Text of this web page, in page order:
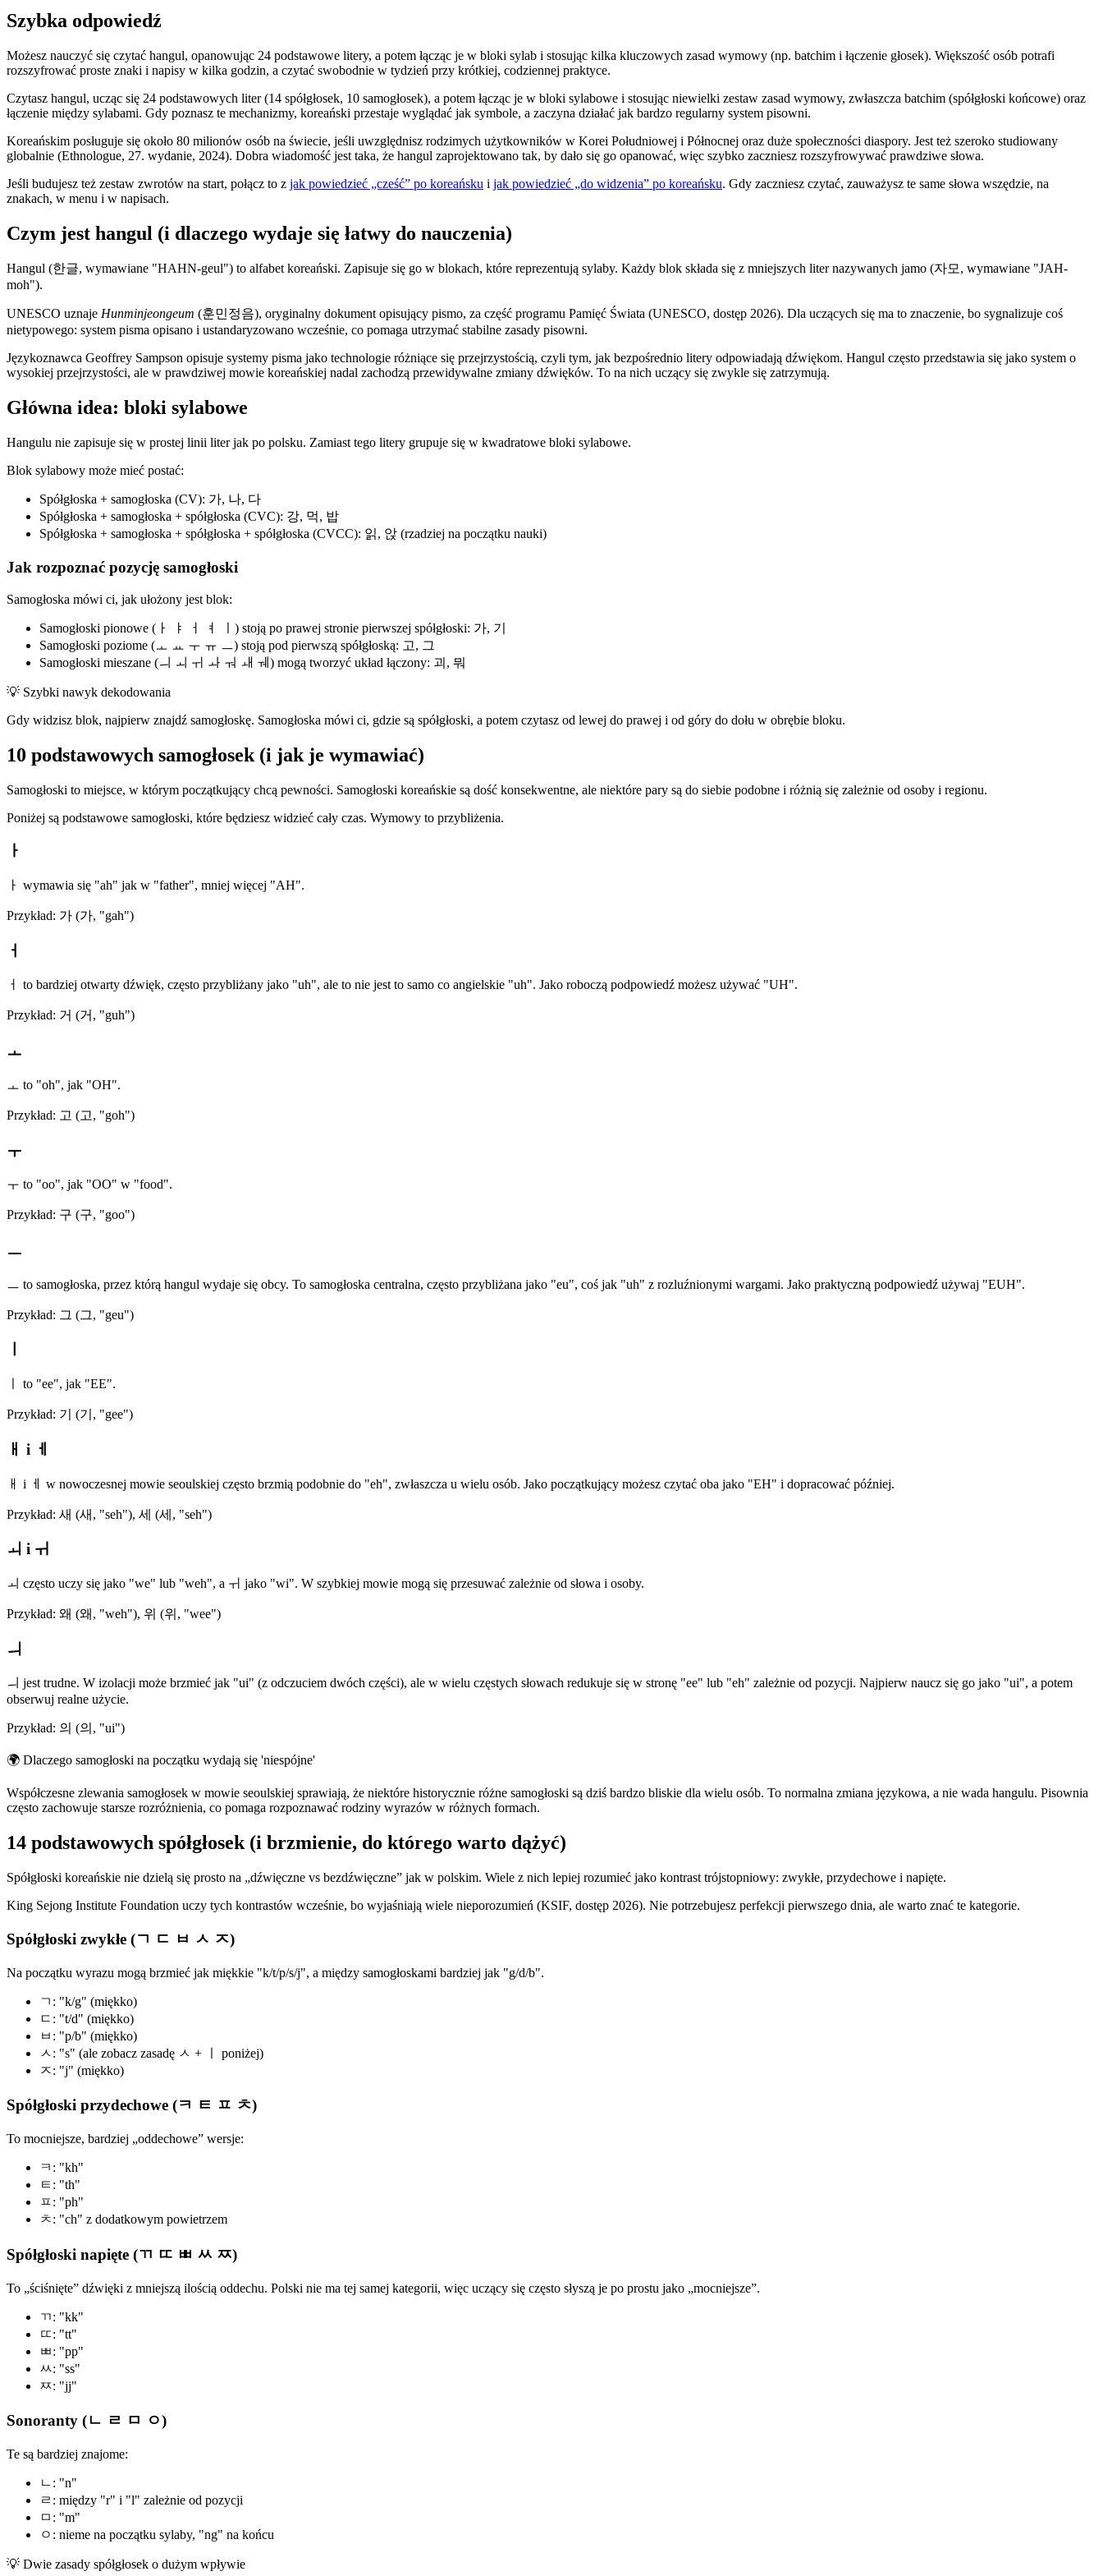
Szybka odpowiedź
Możesz nauczyć się czytać hangul, opanowując 24 podstawowe litery, a potem łącząc je w bloki sylab i stosując kilka kluczowych zasad wymowy (np. batchim i łączenie głosek). Większość osób potrafi
rozszyfrować proste znaki i napisy w kilka godzin, a czytać swobodnie w tydzień przy krótkiej, codziennej praktyce.
Czytasz hangul, ucząc się 24 podstawowych liter (14 spółgłosek, 10 samogłosek), a potem łącząc je w bloki sylabowe i stosując niewielki zestaw zasad wymowy, zwłaszcza batchim (spółgłoski końcowe) oraz
łączenie między sylabami. Gdy poznasz te mechanizmy, koreański przestaje wyglądać jak symbole, a zaczyna działać jak bardzo regularny system pisowni.
Koreańskim posługuje się około 80 milionów osób na świecie, jeśli uwzględnisz rodzimych użytkowników w Korei Południowej i Północnej oraz duże społeczności diaspory. Jest też szeroko studiowany
globalnie (Ethnologue, 27. wydanie, 2024). Dobra wiadomość jest taka, że hangul zaprojektowano tak, by dało się go opanować, więc szybko zaczniesz rozszyfrowywać prawdziwe słowa.
Jeśli budujesz też zestaw zwrotów na start, połącz to z jak powiedzieć „cześć” po koreańsku i jak powiedzieć „do widzenia” po koreańsku. Gdy zaczniesz czytać, zauważysz te same słowa wszędzie, na
znakach, w menu i w napisach.
Czym jest hangul (i dlaczego wydaje się łatwy do nauczenia)
Hangul (한글, wymawiane "HAHN-geul") to alfabet koreański. Zapisuje się go w blokach, które reprezentują sylaby. Każdy blok składa się z mniejszych liter nazywanych jamo (자모, wymawiane "JAH-
moh").
UNESCO uznaje Hunminjeongeum (훈민정음), oryginalny dokument opisujący pismo, za część programu Pamięć Świata (UNESCO, dostęp 2026). Dla uczących się ma to znaczenie, bo sygnalizuje coś
nietypowego: system pisma opisano i ustandaryzowano wcześnie, co pomaga utrzymać stabilne zasady pisowni.
Językoznawca Geoffrey Sampson opisuje systemy pisma jako technologie różniące się przejrzystością, czyli tym, jak bezpośrednio litery odpowiadają dźwiękom. Hangul często przedstawia się jako system o
wysokiej przejrzystości, ale w prawdziwej mowie koreańskiej nadal zachodzą przewidywalne zmiany dźwięków. To na nich uczący się zwykle się zatrzymują.
Główna idea: bloki sylabowe
Hangulu nie zapisuje się w prostej linii liter jak po polsku. Zamiast tego litery grupuje się w kwadratowe bloki sylabowe.
Blok sylabowy może mieć postać:
Spółgłoska + samogłoska (CV): 가, 나, 다
Spółgłoska + samogłoska + spółgłoska (CVC): 강, 먹, 밥
Spółgłoska + samogłoska + spółgłoska + spółgłoska (CVCC): 읽, 앉 (rzadziej na początku nauki)
Jak rozpoznać pozycję samogłoski
Samogłoska mówi ci, jak ułożony jest blok:
Samogłoski pionowe (ㅏ ㅑ ㅓ ㅕ ㅣ) stoją po prawej stronie pierwszej spółgłoski: 가, 기
Samogłoski poziome (ㅗ ㅛ ㅜ ㅠ ㅡ) stoją pod pierwszą spółgłoską: 고, 그
Samogłoski mieszane (ㅢ ㅚ ㅟ ㅘ ㅝ ㅙ ㅞ) mogą tworzyć układ łączony: 괴, 뭐
💡 Szybki nawyk dekodowania
Gdy widzisz blok, najpierw znajdź samogłoskę. Samogłoska mówi ci, gdzie są spółgłoski, a potem czytasz od lewej do prawej i od góry do dołu w obrębie bloku.
10 podstawowych samogłosek (i jak je wymawiać)
Samogłoski to miejsce, w którym początkujący chcą pewności. Samogłoski koreańskie są dość konsekwentne, ale niektóre pary są do siebie podobne i różnią się zależnie od osoby i regionu.
Poniżej są podstawowe samogłoski, które będziesz widzieć cały czas. Wymowy to przybliżenia.
ㅏ
ㅏ wymawia się "ah" jak w "father", mniej więcej "AH".
Przykład: 가 (가, "gah")
ㅓ
ㅓ to bardziej otwarty dźwięk, często przybliżany jako "uh", ale to nie jest to samo co angielskie "uh". Jako roboczą podpowiedź możesz używać "UH".
Przykład: 거 (거, "guh")
ㅗ
ㅗ to "oh", jak "OH".
Przykład: 고 (고, "goh")
ㅜ
ㅜ to "oo", jak "OO" w "food".
Przykład: 구 (구, "goo")
ㅡ
ㅡ to samogłoska, przez którą hangul wydaje się obcy. To samogłoska centralna, często przybliżana jako "eu", coś jak "uh" z rozluźnionymi wargami. Jako praktyczną podpowiedź używaj "EUH".
Przykład: 그 (그, "geu")
ㅣ to "ee", jak "EE".
Przykład: 기 (기, "gee")
ㅐ i ㅔ
ㅐ i ㅔ w nowoczesnej mowie seoulskiej często brzmią podobnie do "eh", zwłaszcza u wielu osób. Jako początkujący możesz czytać oba jako "EH" i dopracować później.
Przykład: 새 (새, "seh"), 세 (세, "seh")
ㅚ i ㅟ
ㅚ często uczy się jako "we" lub "weh", a ㅟ jako "wi". W szybkiej mowie mogą się przesuwać zależnie od słowa i osoby.
Przykład: 왜 (왜, "weh"), 위 (위, "wee")
ㅢ
ㅢ jest trudne. W izolacji może brzmieć jak "ui" (z odczuciem dwóch części), ale w wielu częstych słowach redukuje się w stronę "ee" lub "eh" zależnie od pozycji. Najpierw naucz się go jako "ui", a potem
obserwuj realne użycie.
Przykład: 의 (의, "ui")
🌍 Dlaczego samogłoski na początku wydają się 'niespójne'
Współczesne zlewania samogłosek w mowie seoulskiej sprawiają, że niektóre historycznie różne samogłoski są dziś bardzo bliskie dla wielu osób. To normalna zmiana językowa, a nie wada hangulu. Pisownia
często zachowuje starsze rozróżnienia, co pomaga rozpoznawać rodziny wyrazów w różnych formach.
14 podstawowych spółgłosek (i brzmienie, do którego warto dążyć)
Spółgłoski koreańskie nie dzielą się prosto na „dźwięczne vs bezdźwięczne” jak w polskim. Wiele z nich lepiej rozumieć jako kontrast trójstopniowy: zwykłe, przydechowe i napięte.
King Sejong Institute Foundation uczy tych kontrastów wcześnie, bo wyjaśniają wiele nieporozumień (KSIF, dostęp 2026). Nie potrzebujesz perfekcji pierwszego dnia, ale warto znać te kategorie.
Spółgłoski zwykłe (ㄱ ㄷ ㅂ ㅅ ㅈ)
Na początku wyrazu mogą brzmieć jak miękkie "k/t/p/s/j", a między samogłoskami bardziej jak "g/d/b".
ㄱ: "k/g" (miękko)
ㄷ: "t/d" (miękko)
ㅂ: "p/b" (miękko)
ㅅ: "s" (ale zobacz zasadę ㅅ + ㅣ poniżej)
ㅈ: "j" (miękko)
Spółgłoski przydechowe (ㅋ ㅌ ㅍ ㅊ)
To mocniejsze, bardziej „oddechowe” wersje:
ㅋ: "kh"
ㅌ: "th"
ㅍ: "ph"
ㅊ: "ch" z dodatkowym powietrzem
Spółgłoski napięte (ㄲ ㄸ ㅃ ㅆ ㅉ)
To „ściśnięte” dźwięki z mniejszą ilością oddechu. Polski nie ma tej samej kategorii, więc uczący się często słyszą je po prostu jako „mocniejsze”.
ㄲ: "kk"
ㄸ: "tt"
ㅃ: "pp"
ㅆ: "ss"
ㅉ: "jj"
Sonoranty (ㄴ ㄹ ㅁ ㅇ)
Te są bardziej znajome:
ㄴ: "n"
ㄹ: między "r" i "l" zależnie od pozycji
ㅁ: "m"
ㅇ: nieme na początku sylaby, "ng" na końcu
💡 Dwie zasady spółgłosek o dużym wpływie